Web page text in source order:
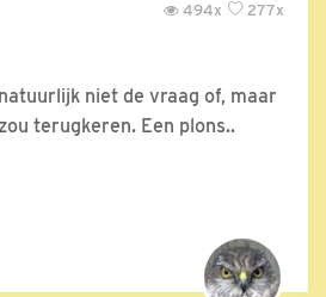
277x
494x
niet de vraag of, maar
terugkeren. Een plons..